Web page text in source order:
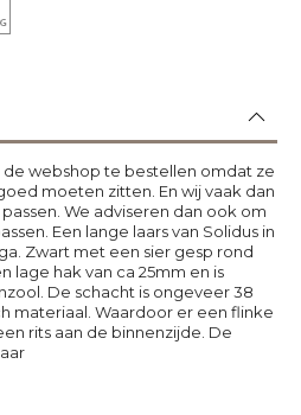
de webshop te bestellen omdat ze
moeten zitten. En wij vaak dan
We adviseren dan ook om
Een lange laars van Solidus in
Zwart met een sier gesp rond
lage hak van ca 25mm en is
De schacht is ongeveer 38
materiaal. Waardoor er een flinke
rits aan de binnenzijde. De